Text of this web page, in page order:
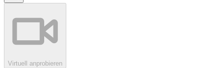
Virtuell anprobieren